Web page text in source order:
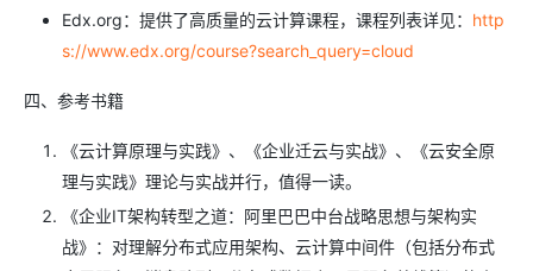
Edx.org：提供了高质量的云计算课程，课程列表详见： http
s://www.edx.org/course?search_query=cloud
四、参考书籍
《云计算原理与实践》、《企业迁云与实战》、《云安全原
理与实践》理论与实战并行，值得一读。
《企业IT架构转型之道：阿里巴巴中台战略思想与架构实
战》：对理解分布式应用架构、云计算中间件（包括分布式